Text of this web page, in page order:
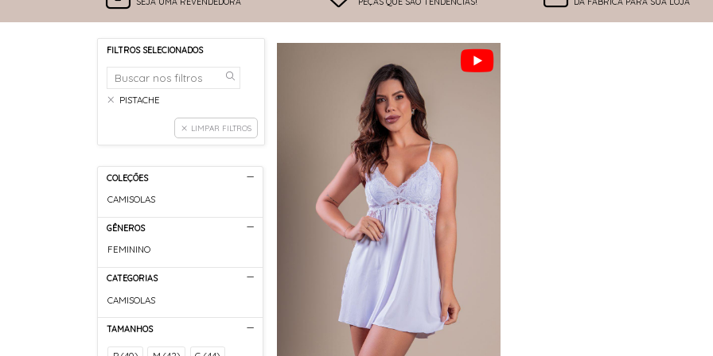
FILTROS SELECIONADOS
PISTACHE
LIMPAR FILTROS
COLEÇÕES
CAMISOLAS
GÊNEROS
FEMININO
CATEGORIAS
CAMISOLAS
TAMANHOS